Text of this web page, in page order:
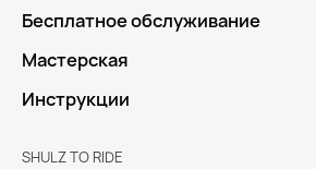
Бесплатное обслуживание
Мастерская
Инструкции
SHULZ TO RIDE